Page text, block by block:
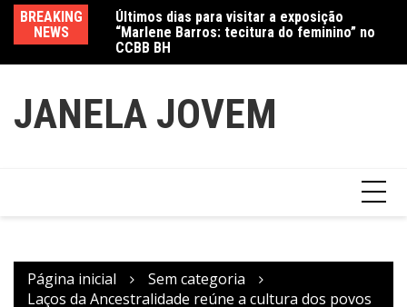
conteúdo
BREAKING
NEWS
CCBB BH
Amanda Mangili transforma beleza e
inclusão em conexão real nas redes
JANELA JOVEM
Página inicial
Sem categoria
Laços da Ancestralidade reúne a cultura dos povos